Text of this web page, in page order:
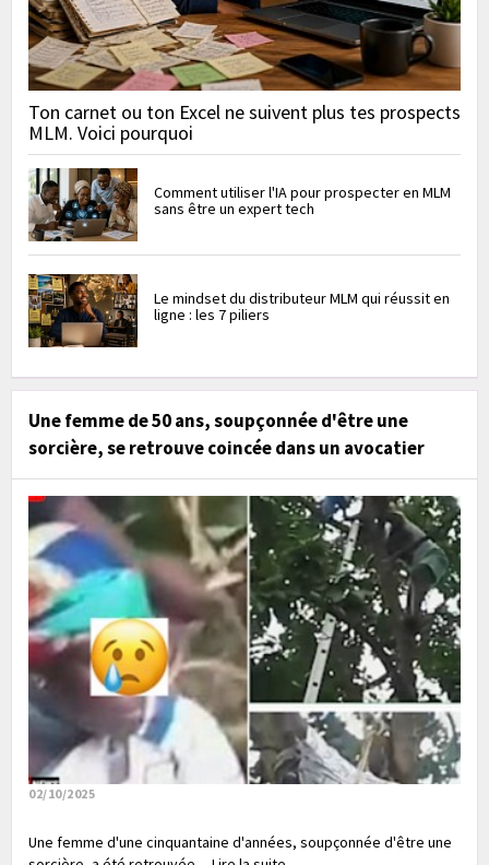
Ton carnet ou ton Excel ne suivent plus tes prospects
MLM. Voici pourquoi
Comment utiliser l'IA pour prospecter en MLM
sans être un expert tech
Le mindset du distributeur MLM qui réussit en
ligne : les 7 piliers
Une femme de 50 ans, soupçonnée d'être une
sorcière, se retrouve coincée dans un avocatier
02/10/2025
Une femme d'une cinquantaine d'années, soupçonnée d'être une